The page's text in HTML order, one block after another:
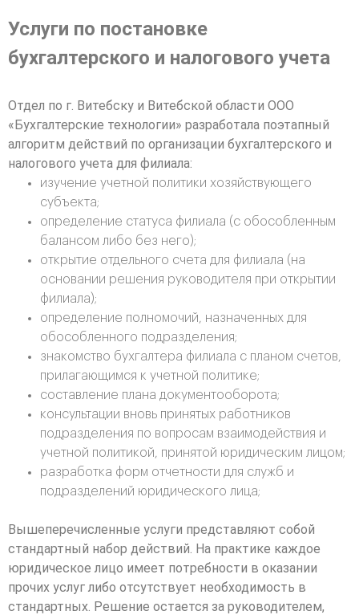
Услуги по постановке
бухгалтерского и налогового учета
Отдел по г. Витебску и Витебской области ООО
«Бухгалтерские технологии» разработала поэтапный
алгоритм действий по организации бухгалтерского и
налогового учета для филиала:
изучение учетной политики хозяйствующего
субъекта;
определение статуса филиала (с обособленным
балансом либо без него);
открытие отдельного счета для филиала (на
основании решения руководителя при открытии
филиала);
определение полномочий, назначенных для
обособленного подразделения;
знакомство бухгалтера филиала с планом счетов,
прилагающимся к учетной политике;
составление плана документооборота;
консультации вновь принятых работников
подразделения по вопросам взаимодействия и
учетной политикой, принятой юридическим лицом;
разработка форм отчетности для служб и
подразделений юридического лица;
Вышеперечисленные услуги представляют собой
стандартный набор действий. На практике каждое
юридическое лицо имеет потребности в оказании
прочих услуг либо отсутствует необходимость в
стандартных. Решение остается за руководителем,